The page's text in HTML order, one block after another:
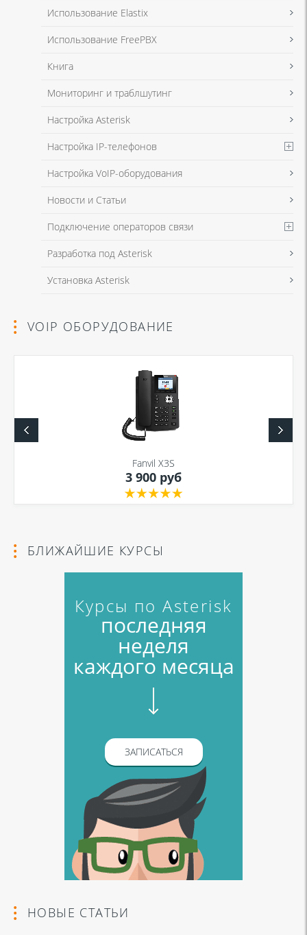
Я даю согласие на обработку моих персональных данных для связи
в соответствии с Политикой в отношении обработки персональных
Использование Elastix
Использование FreePBX
Книга
Мониторинг и траблшутинг
Настройка Asterisk
Настройка IP-телефонов
Настройка VoIP-оборудования
Новости и Статьи
Подключение операторов связи
Разработка под Asterisk
Установка Asterisk
VOIP ОБОРУДОВАНИЕ
Fanvil X3S
3 900 руб
БЛИЖАЙШИЕ КУРСЫ
Курсы по Asterisk
последняя
неделя
каждого месяца
ЗАПИСАТЬСЯ
НОВЫЕ СТАТЬИ